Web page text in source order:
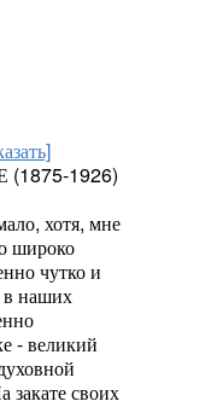
1926)
хотя, мне
широко
чутко и
в наших
- великий
закате своих